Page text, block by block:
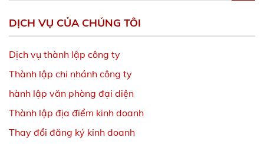
DỊCH VỤ CỦA CHÚNG TÔI
Dịch vụ thành lập công ty
Thành lập chi nhánh công ty
hành lập văn phòng đại diện
Thành lập địa điểm kinh doanh
Thay đổi đăng ký kinh doanh